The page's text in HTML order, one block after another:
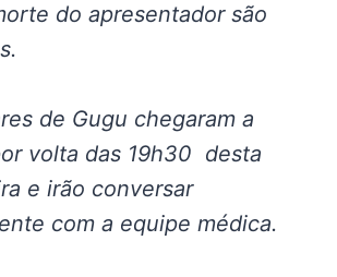
do apresentador são
de Gugu chegaram a
volta das 19h30 desta
e irão conversar
com a equipe médica.